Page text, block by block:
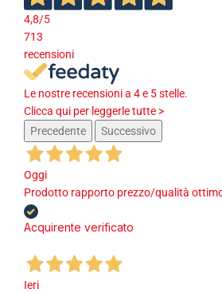
4,8/5
713
recensioni
Le nostre recensioni a 4 e 5 stelle.
Clicca qui per leggerle tutte >
Precedente
Successivo
Oggi
Prodotto rapporto prezzo/qualità
Acquirente verificato
Ieri